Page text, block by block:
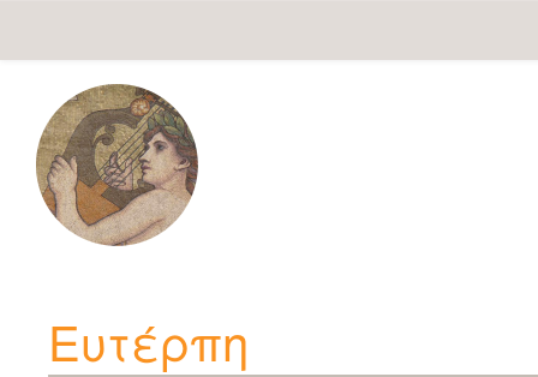
navigation
Ευτέρπη